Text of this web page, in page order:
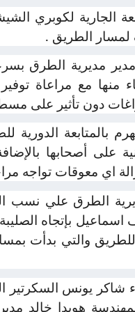
الجارية لكوبري
لمسار الطريق .
مديرية الطرق بسرعة
منها مع مراعاة
دون تأثير على
بالمتابعة الدورية
على أصحابها
اي معوقات تواجه
الطرق علي نسب
للطريق والتي بدأت
شاكر يونس
هويدا خالد